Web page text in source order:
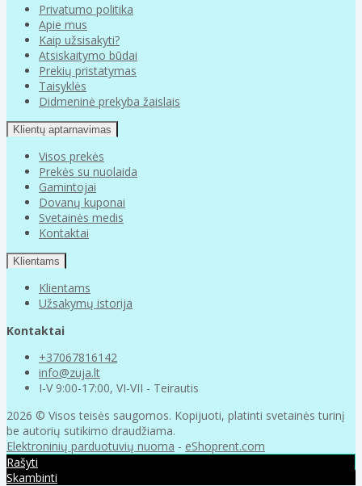
Privatumo politika
Apie mus
Kaip užsisakyti?
Atsiskaitymo būdai
Prekių pristatymas
Taisyklės
Didmeninė prekyba žaislais
Klientų aptarnavimas
Visos prekės
Prekės su nuolaida
Gamintojai
Dovanų kuponai
Svetainės medis
Kontaktai
Klientams
Klientams
Užsakymų istorija
Kontaktai
+37067816142
info@zuja.lt
I-V 9:00-17:00, VI-VII - Teirautis
2026 © Visos teisės saugomos. Kopijuoti, platinti svetainės turinį
be autorių sutikimo draudžiama.
Elektroninių parduotuvių nuoma - eShoprent.com
Rašyti
Skambinti